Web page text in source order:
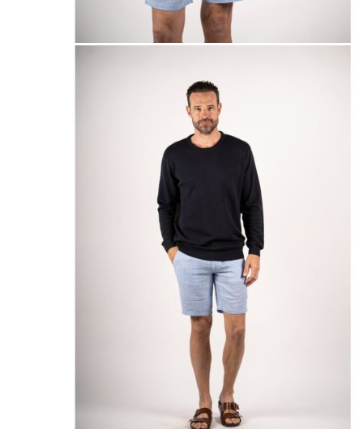
Naisten kevät-ja syystakit
Naisten nahkatakit
Lasten kauluspaidat
Lasten trikoopaidat
Lasten colleget ja hupparit
Lasten neuleet
Lasten mekot ja hameet
Mekot ja hameet
Lasten puvut,bleiserit,liivit
Lasten housut
Lasten trikoo-ja collegehousut
Lasten farkut
Lasten shortsit
Lasten juhlahousut
Lasten yöpaidat
Vyöt, käsineet,pipot, ym
Sukat, sukkahousut, ym